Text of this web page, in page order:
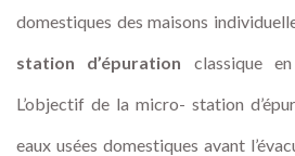
domestiques des maisons
station d’épuration classique
L’objectif de la micro- station
eaux usées domestiques avant